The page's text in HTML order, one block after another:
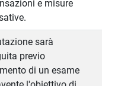
e misure
sarà
previo
di un esame